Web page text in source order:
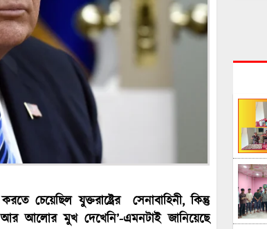
যুক্তরাষ্ট্রের সেনাবাহিনী, কিন্তু
আর আলোর মুখ দেখেনি’-এমনটাই জানিয়েছে